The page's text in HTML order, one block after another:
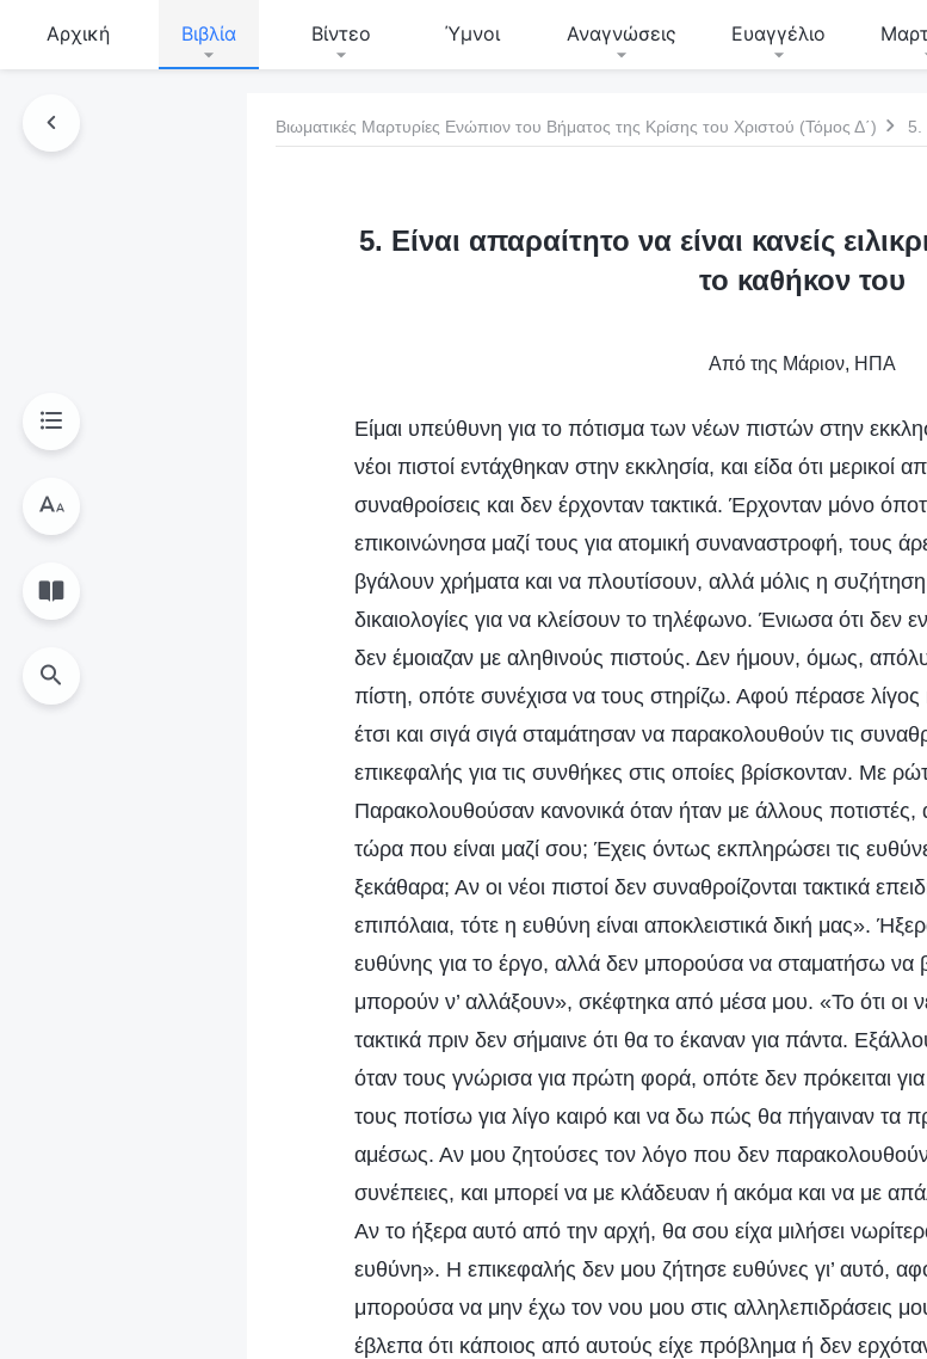
Αρχική Βιβλία Βίντεο Ύμνοι Αναγνώσεις Ευαγγέλιο
Βιωματικές Μαρτυρίες Ενώπιον του Βήματος της Κρίσης του Χριστού (Τόμος Δ΄)
5. Είναι απαραίτητο να είναι κανείς
το καθήκον του
Από της Μάριον, ΗΠΑ
Είμαι υπεύθυνη για το πότισμα των νέων πιστών στην
νέοι πιστοί εντάχθηκαν στην εκκλησία, και είδα ότι μερικοί
συναθροίσεις και δεν έρχονταν τακτικά. Έρχονταν μόνο
επικοινώνησα μαζί τους για ατομική συναναστροφή, τους
βγάλουν χρήματα και να πλουτίσουν, αλλά μόλις η
δικαιολογίες για να κλείσουν το τηλέφωνο. Ένιωσα ότι δεν
δεν έμοιαζαν με αληθινούς πιστούς. Δεν ήμουν, όμως,
πίστη, οπότε συνέχισα να τους στηρίζω. Αφού πέρασε λίγος
έτσι και σιγά σιγά σταμάτησαν να παρακολουθούν τις
επικεφαλής για τις συνθήκες στις οποίες βρίσκονταν. Με
Παρακολουθούσαν κανονικά όταν ήταν με άλλους ποτιστές,
τώρα που είναι μαζί σου; Έχεις όντως εκπληρώσει τις
ξεκάθαρα; Αν οι νέοι πιστοί δεν συναθροίζονται τακτικά
επιπόλαια, τότε η ευθύνη είναι αποκλειστικά δική μας».
ευθύνης για το έργο, αλλά δεν μπορούσα να σταματήσω να
μπορούν ν’ αλλάξουν», σκέφτηκα από μέσα μου. «Το ότι οι
τακτικά πριν δεν σήμαινε ότι θα το έκαναν για πάντα.
όταν τους γνώρισα για πρώτη φορά, οπότε δεν πρόκειται
τους ποτίσω για λίγο καιρό και να δω πώς θα πήγαιναν τα
αμέσως. Αν μου ζητούσες τον λόγο που δεν
συνέπειες, και μπορεί να με κλάδευαν ή ακόμα και να με
Αν το ήξερα αυτό από την αρχή, θα σου είχα μιλήσει
ευθύνη». Η επικεφαλής δεν μου ζήτησε ευθύνες γι’ αυτό,
μπορούσα να μην έχω τον νου μου στις αλληλεπιδράσεις
έβλεπα ότι κάποιος από αυτούς είχε πρόβλημα ή δεν